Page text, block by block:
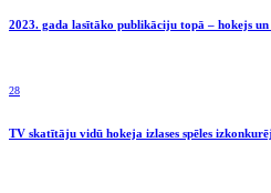
2023. gada lasītāko publikāciju topā – hokejs un
28
TV skatītāju vidū hokeja izlases spēles